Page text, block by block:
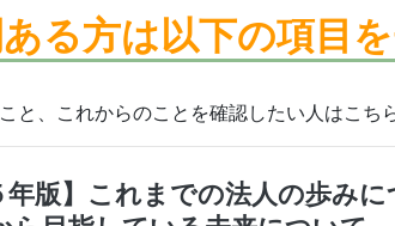
る方は以下の項目
と、これからのことを確認したい人はこち